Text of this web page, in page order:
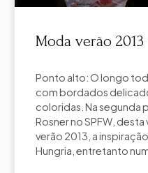
Moda verão 2013
Ponto alto: O longo
com bordados
coloridas. Na segunda
Rosner no SPFW,
verão 2013, a
Hungria, entretanto